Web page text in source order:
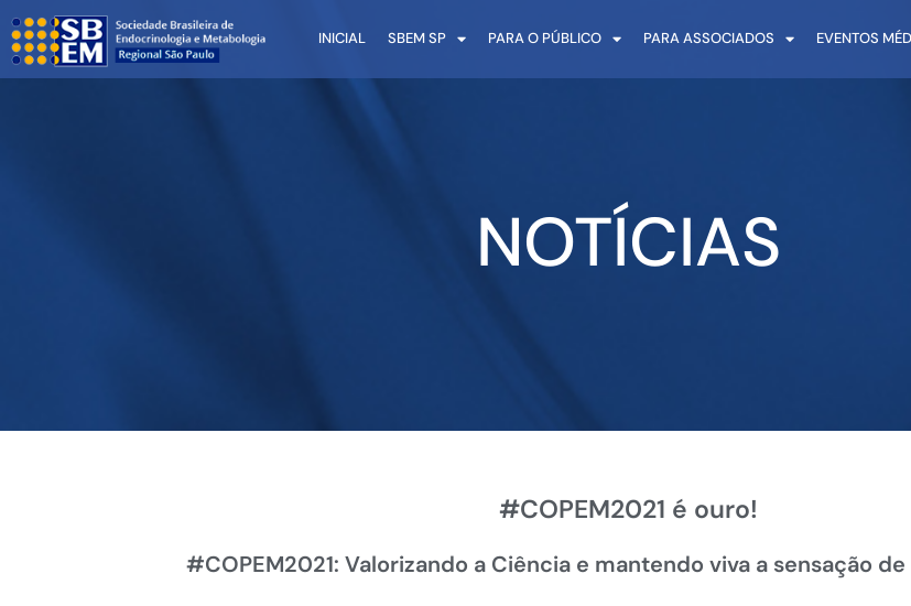
INICIAL SBEM SP PARA O PÚBLICO PARA ASSOCIADOS EVENTOS
NOTÍCIAS
#COPEM2021 é ouro!
#COPEM2021: Valorizando a Ciência e mantendo viva a sensação